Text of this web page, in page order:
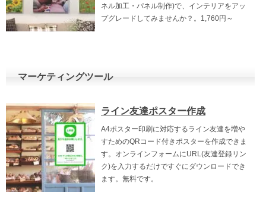
ネル加工・パネル制作)で、インテリアをアッ
プグレードしてみませんか？。1,760円～
マーケティングツール
ライン友達ポスター作成
A4ポスター印刷に対応するライン友達を増や
すためのQRコード付きポスターを作成できま
す。オンラインフォームにURL(友達登録リン
ク)を入力するだけですぐにダウンロードでき
ます。無料です。